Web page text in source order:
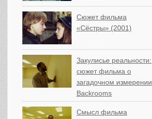
Сюжет фильма
«Сёстры» (2001)
Закулисье реальности:
сюжет фильма о
загадочном измерении
Backrooms
Смысл фильма